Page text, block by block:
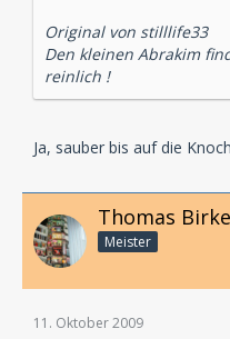
Original von stilllife33
Den kleinen Abrakim
reinlich !
Ja, sauber bis auf die
Thomas
Meister
11. Oktober 2009